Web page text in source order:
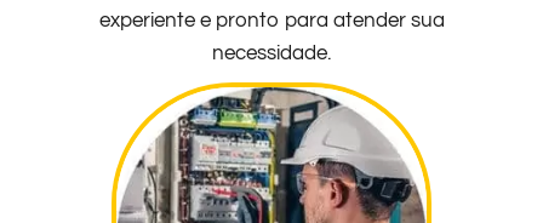
experiente e pronto para atender sua
necessidade.